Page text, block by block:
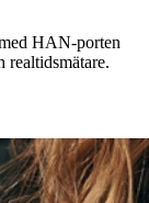
HAN-porten
realtidsmätare.